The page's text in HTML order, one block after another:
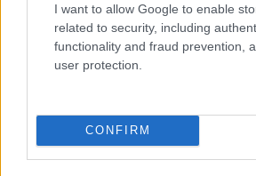
I want to allow Google to enable
related to security, including
functionality and fraud prevention,
user protection.
CONFIRM
rendkívül hangulatos darabról
annyi a vér és az erőszak (a film
matiné), hogy csak erős
elolvasása. A színvilág tökéletesen
reményt hozó fénysugár sincs az
aztán a legutolsó fordulat mindent